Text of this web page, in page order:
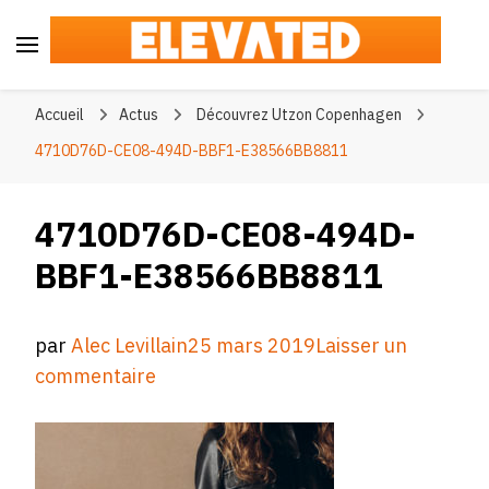
Accueil Actus
Découvrez Utzon Copenhagen
4710D76D-CE08-494D-BBF1-E38566BB8811
4710D76D-CE08-494D-
BBF1-E38566BB8811
parAlec Levillain25 mars 2019Laisser un
commentaire
CE08-
494D-